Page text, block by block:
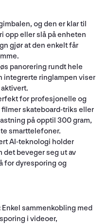
og den er klar til
opp eller slå på enheten
gjør at den enkelt får
panorering rundt hele
integrerte ringlampen viser
for profesjonelle og
skateboard-triks eller
på opptil 300 gram,
smarttelefoner.
AI-teknologi holder
det beveger seg ut av
for dyresporing og
Enkel sammenkobling med
i videoer,